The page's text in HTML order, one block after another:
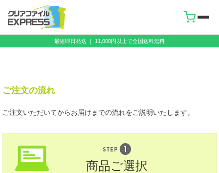
最短即日発送 ｜ 11,000円以上で全国送料無料
ご注文の流れ
ご注文いただいてからお届けまでの流れをご説明いたします。
商品ご選択